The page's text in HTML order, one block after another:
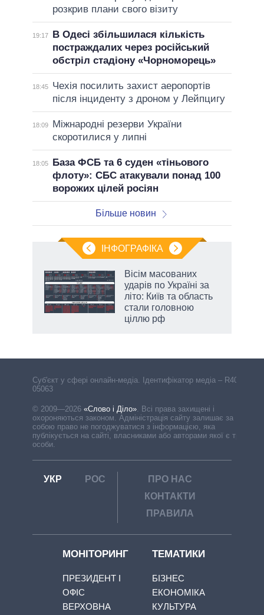
розкрив плани свого візиту
19:17
В Одесі збільшилася кількість
постраждалих через російський
обстріл стадіону «Чорноморець»
18:45
Чехія посилить захист аеропортів
після інциденту з дроном у Лейпцигу
18:09
Міжнародні резерви України
скоротилися у липні
18:05
База ФСБ та 6 суден «тіньового
флоту»: СБС атакували понад 100
ворожих цілей росіян
Більше новин
ІНФОГРАФІКА
Вісім масованих
ударів по Україні за
літо: Київ та область
стали головною
ціллю рф
Cуб'єкт у сфері онлайн-медіа. Ідентифікатор медіа – R40-
05063
© 2009—2026 «Слово і Діло» Всі права захищені і
охороняються законом. Адміністрація сайту залишає за
собою право не погоджуватися з інформацією, яка
публікується на сайті, власниками або авторами якої є треті
особи.
УКР РОС
ПРО НАС
КОНТАКТИ
ПРАВИЛА
МОНІТОРИНГ
ПРЕЗИДЕНТ І
ОФІС
ВЕРХОВНА
ТЕМАТИКИ
БІЗНЕС
ЕКОНОМІКА
КУЛЬТУРА